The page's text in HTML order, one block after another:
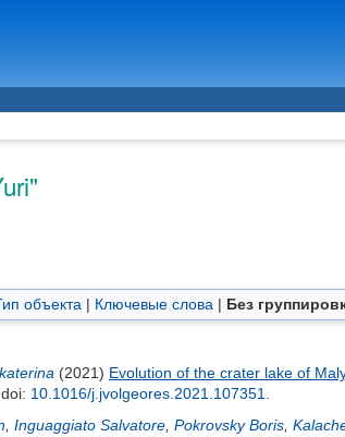
"
объекта | Ключевые слова | Без
(2021) Evolution of the crater lake of
doi: 10.1016/j.jvolgeores.2021.107351
Inguaggiato Salvatore Pokrovsky Boris